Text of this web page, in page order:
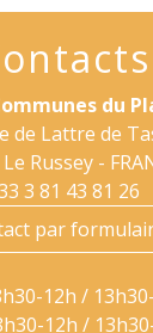
du
de Lattre de
Russey -
3 81 43 81 26
par
12h /
12h /